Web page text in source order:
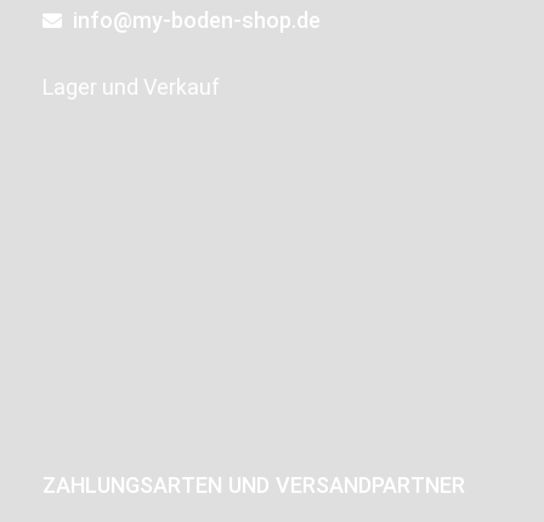
info@my-boden-shop.de
Lager und Verkauf
ZAHLUNGSARTEN UND VERSANDPARTNER